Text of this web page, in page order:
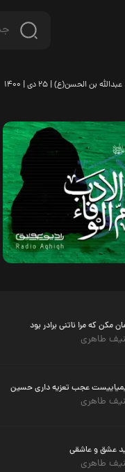
عبدالله بن الحسن(ع) | 25 دی | 1400
مکن که مرا ناتنی برادر بود
طاهری
عجب تعزیه داری حسین
طاهری
عشق و عاشقی
طاهری